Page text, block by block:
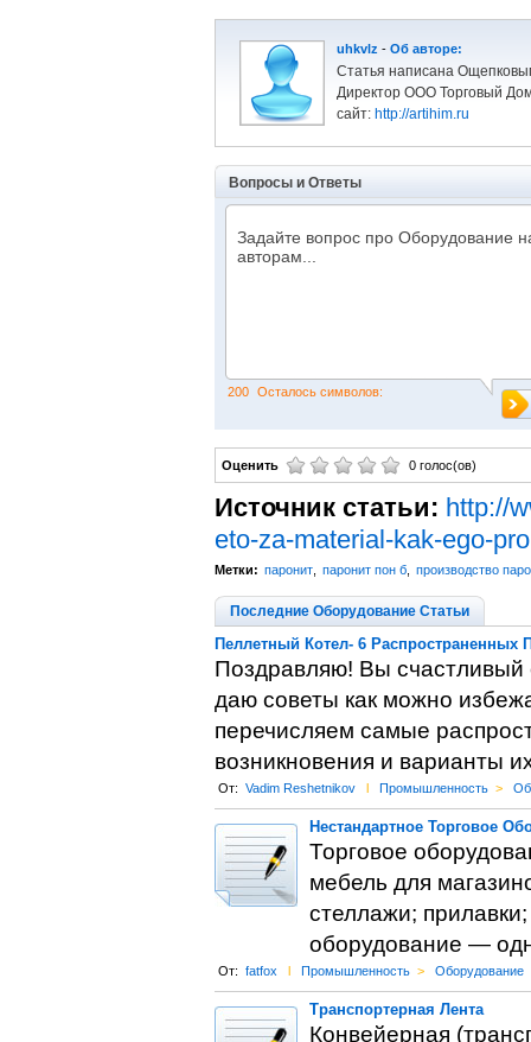
uhkvlz - Об авторе:
Статья написана
Директор ООО Торговый
сайт: http://artihim.ru
Вопросы и Ответы
200 Осталось символов:
Оценить 0 голос(ов)
Источник статьи: http://
eto-za-material-kak-ego-
Метки: паронит, паронит пон б, производство
Последние Оборудование Статьи
Пеллетный Котел- 6 Распространенных
Поздравляю! Вы счастливый
даю советы как можно
перечисляем самые
возникновения и варианты
От: Vadim Reshetnikov l Промышленность >
Нестандартное Торговое
Торговое
мебель для
стеллажи;
оборудование —
От: fatfox l Промышленность > Оборудование
Транспортерная Лента
Конвейерная